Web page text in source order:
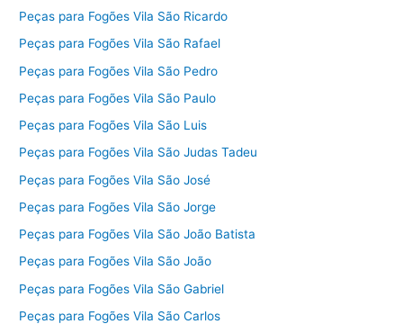
Peças para Fogões Vila São Ricardo
Peças para Fogões Vila São Rafael
Peças para Fogões Vila São Pedro
Peças para Fogões Vila São Paulo
Peças para Fogões Vila São Luis
Peças para Fogões Vila São Judas Tadeu
Peças para Fogões Vila São José
Peças para Fogões Vila São Jorge
Peças para Fogões Vila São João Batista
Peças para Fogões Vila São João
Peças para Fogões Vila São Gabriel
Peças para Fogões Vila São Carlos